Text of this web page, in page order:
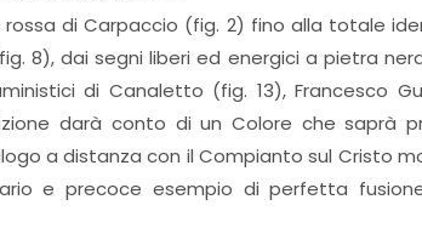
di Carpaccio (fig. 2) fino alla totale
8), dai segni liberi ed energici a pietra
di Canaletto (fig. 13), Francesco
darà conto di un Colore che saprà
a distanza con il Compianto sul Cristo
e precoce esempio di perfetta